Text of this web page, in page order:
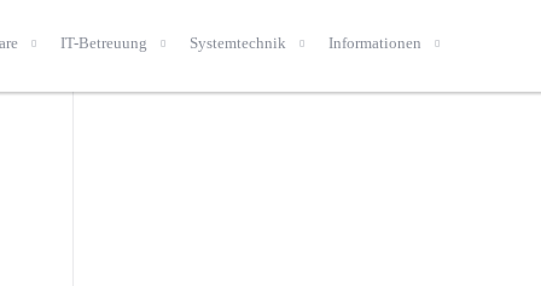
IT-Betreuung Systemtechnik Informationen